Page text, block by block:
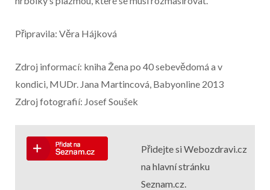
Připravila: Věra Hájková
Zdroj informací: kniha Žena po 40 sebevědomá a v
kondici, MUDr. Jana Martincová, Babyonline 2013
Zdroj fotografií: Josef Soušek
Přidejte si Webozdravi.cz
na hlavní stránku
Seznam.cz.